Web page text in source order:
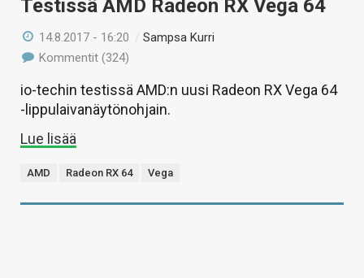
Testissä AMD Radeon RX Vega 64
14.8.2017 - 16:20 /Sampsa Kurri
Kommentit (324)
io-techin testissä AMD:n uusi Radeon RX Vega 64
-lippulaivanäytönohjain.
Lue lisää
AMD Radeon RX 64 Vega